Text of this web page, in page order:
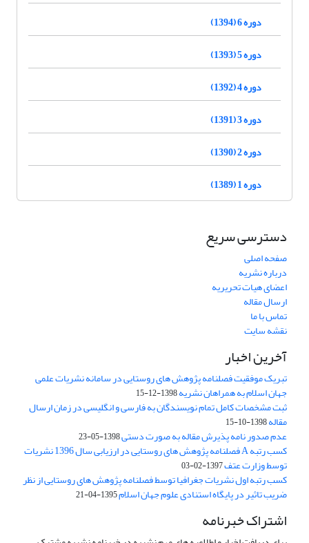
دوره 6 (1394)
دوره 5 (1393)
دوره 4 (1392)
دوره 3 (1391)
دوره 2 (1390)
دوره 1 (1389)
دسترسی سریع
صفحه اصلی
درباره نشریه
اعضای هیات تحریریه
ارسال مقاله
تماس با ما
نقشه سایت
آخرین اخبار
تبریک موفقیت فصلنامه پژوهش های روستایی در سامانه نشریات علمی
جهان اسلام به همراهان نشریه1398-12-15
ثبت مشخصات کامل تمام نویسندگان به فارسی و انگلیسی در زمان ارسال
مقاله1398-10-15
عدم صدور نامه پذیرش مقاله به صورت دستی1398-05-23
کسب رتبه A فصلنامه پژوهش های روستایی در ارزیابی سال 1396 نشریات
توسط وزارت عتف1397-02-03
کسب رتبه اول نشریات جغرافیا توسط فصلنامه پژوهش های روستایی از نظر
ضریب تاثیر در پایگاه استنادی علوم جهان اسلام1395-04-21
اشتراک خبرنامه